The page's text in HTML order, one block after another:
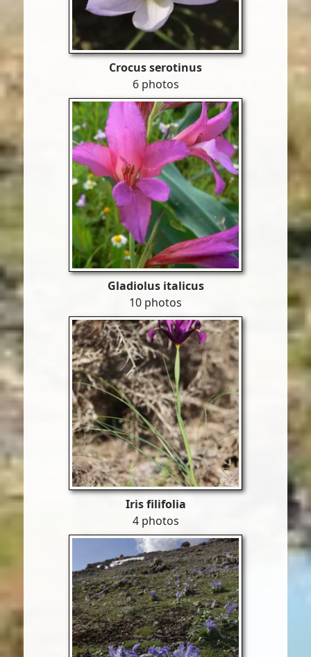
Crocus serotinus
6 photos
Gladiolus italicus
10 photos
Iris filifolia
4 photos